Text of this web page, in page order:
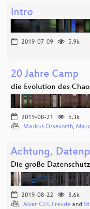
Intro
2019-07-09 5.9k
20 Jahre Camp
die Evolution des
2019-08-21
5.3k
Markus Ossevorth,
Achtung,
Die große
2019-08-22
3.6k
Alvar C.H. Freude and